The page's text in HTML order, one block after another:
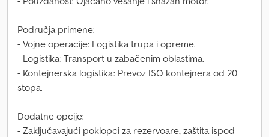
Područja primene:
- Vojne operacije: Logistika trupa i opreme.
- Logistika: Transport u zabačenim oblastima.
- Kontejnerska logistika: Prevoz ISO kontejnera od 20
stopa.
Dodatne opcije:
- Zaključavajući poklopci za rezervoare, zaštita ispod